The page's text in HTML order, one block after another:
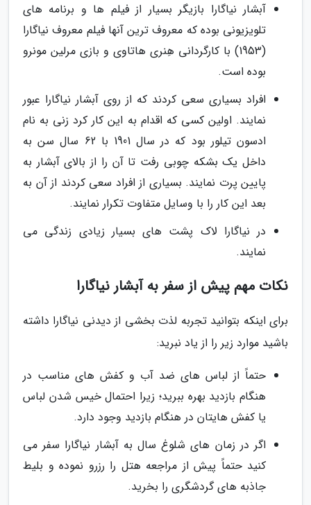
آبشار نیاگارا بازیگر بسیار از فیلم ها و برنامه های
تلویزیونی بوده که معروف ترین آنها فیلم معروف نیاگارا
(1953) با کارگردانی هِنری هاتاوی و بازی مرلین مونرو
بوده است.
افراد بسیاری سعی کردند که از روی آبشار نیاگارا عبور
نمایند. اولین کسی که اقدام به این کار کرد زنی به نام
ادسون تیلور بود که در سال 1901 با 62 سال سن به
داخل یک بشکه چوبی رفت تا آن را از بالای آبشار به
پایین پرت نمایند. بسیاری از افراد سعی کردند از آن به
بعد این کار را با وسایل متفاوت تکرار نمایند.
در نیاگارا لاک پشت های بسیار زیادی زندگی می
نمایند.
نکات مهم پیش از سفر به آبشار نیاگارا
برای اینکه بتوانید تجربه لذت بخشی از دیدنی نیاگارا داشته
باشید موارد زیر را از یاد نبرید:
حتماً از لباس های ضد آب و کفش های مناسب در
هنگام بازدید بهره ببرید؛ زیرا احتمال خیس شدن لباس
یا کفش هایتان در هنگام بازدید وجود دارد.
اگر در زمان های شلوغ سال به آبشار نیاگارا سفر می
کنید حتماً پیش از مراجعه هتل را رزرو نموده و بلیط
جاذبه های گردشگری را بخرید.